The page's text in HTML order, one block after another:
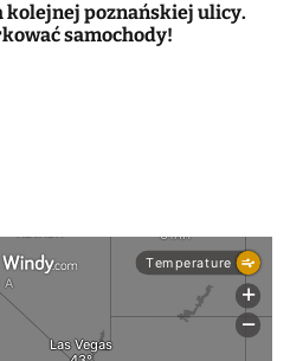
kolejnej poznańskiej ulicy.
samochody!